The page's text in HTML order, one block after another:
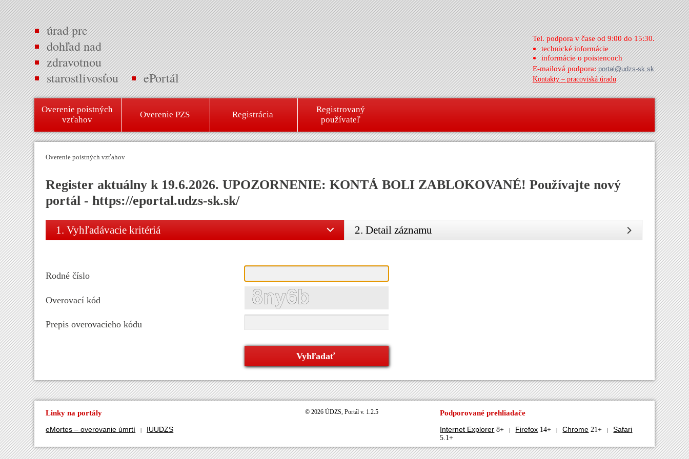
úrad pre
dohľad nad
zdravotnou
starostlivosťou
ePortál
Tel. podpora v čase od 9:00 do 15:30.
technické informácie
informácie o poistencoch
E-mailová podpora:portal@udzs-sk.sk
Kontakty – pracoviská úradu
Overenie poistných
vzťahov
Overenie PZS Registrácia
Registrovaný
používateľ
Overenie poistných vzťahov
Register aktuálny k 19.6.2026. UPOZORNENIE: KONTÁ BOLI ZABLOKOVANÉ! Používajte nový
portál - https://eportal.udzs-sk.sk/
1. Vyhľadávacie kritériá 2. Detail záznamu
Rodné číslo
Overovací kód
Prepis overovacieho kódu
Linky na portály
eMortes – overovanie úmrtí IUUDZS
© 2026 ÚDZS, Portál v. 1.2.5 Podporované prehliadače
Internet Explorer 8+ Firefox 14+ Chrome 21+ Safari
5.1+